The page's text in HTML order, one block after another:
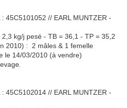
45C5101052 // EARL MUNTZER -
kg/j pesé - TB = 36,1 - TP = 35,2
2010) : 2 mâles & 1 femelle
le 14/03/2010 (à vendre)
45C5102014 // EARL MUNTZER -